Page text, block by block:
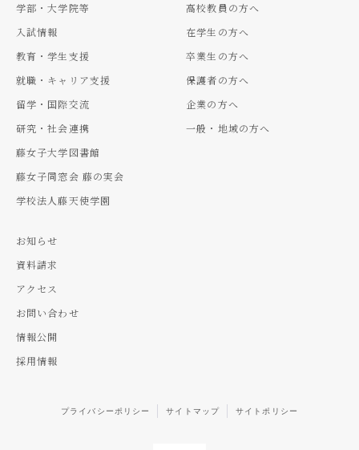
学部・大学院等
入試情報
教育・学生支援
就職・キャリア支援
留学・国際交流
研究・社会連携
藤女子大学図書館
藤女子同窓会 藤の実会
学校法人藤天使学園
高校教員の方へ
在学生の方へ
卒業生の方へ
保護者の方へ
企業の方へ
一般・地域の方へ
お知らせ
資料請求
アクセス
お問い合わせ
情報公開
採用情報
プライバシーポリシー サイトマップ サイトポリシー